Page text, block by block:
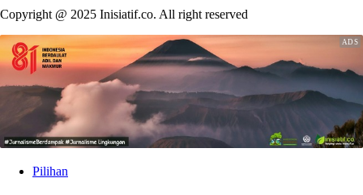
Copyright @ 2025 Inisiatif.co. All right reserved
Pilihan